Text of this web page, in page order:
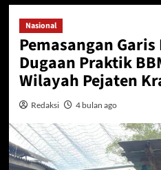
Nasional
Pemasangan
Dugaan Praktik
Wilayah Pejaten
Redaksi 4 bulan ago